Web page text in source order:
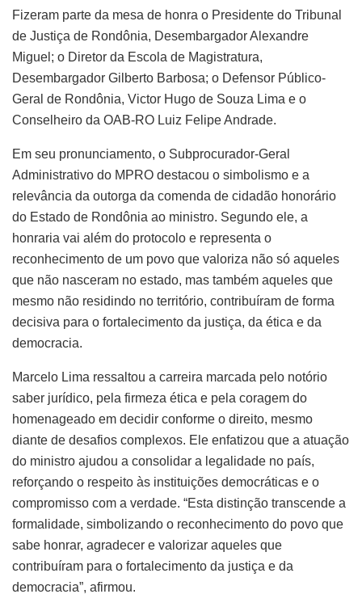
Fizeram parte da mesa de honra o Presidente do Tribunal
de Justiça de Rondônia, Desembargador Alexandre
Miguel; o Diretor da Escola de Magistratura,
Desembargador Gilberto Barbosa; o Defensor Público-
Geral de Rondônia, Victor Hugo de Souza Lima e o
Conselheiro da OAB-RO Luiz Felipe Andrade.
Em seu pronunciamento, o Subprocurador-Geral
Administrativo do MPRO destacou o simbolismo e a
relevância da outorga da comenda de cidadão honorário
do Estado de Rondônia ao ministro. Segundo ele, a
honraria vai além do protocolo e representa o
reconhecimento de um povo que valoriza não só aqueles
que não nasceram no estado, mas também aqueles que
mesmo não residindo no território, contribuíram de forma
decisiva para o fortalecimento da justiça, da ética e da
democracia.
Marcelo Lima ressaltou a carreira marcada pelo notório
saber jurídico, pela firmeza ética e pela coragem do
homenageado em decidir conforme o direito, mesmo
diante de desafios complexos. Ele enfatizou que a atuação
do ministro ajudou a consolidar a legalidade no país,
reforçando o respeito às instituições democráticas e o
compromisso com a verdade. “Esta distinção transcende a
formalidade, simbolizando o reconhecimento do povo que
sabe honrar, agradecer e valorizar aqueles que
contribuíram para o fortalecimento da justiça e da
democracia”, afirmou.